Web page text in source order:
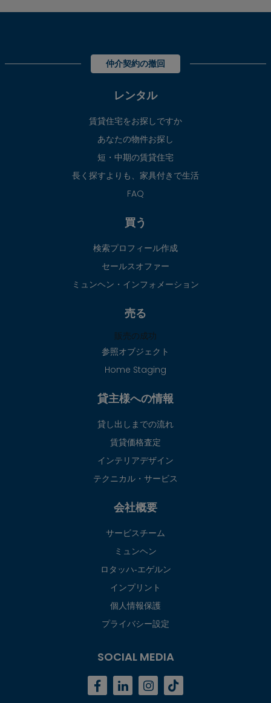
仲介契約の撤回
レンタル
賃貸住宅をお探しですか
あなたの物件お探し
短・中期の賃貸住宅
長く探すよりも、家具付きで生活
FAQ
買う
検索プロフィール作成
セールスオファー
ミュンヘン・インフォメーション
売る
販売の成功
参照オブジェクト
Home Staging
貸主様への情報
貸し出しまでの流れ
賃貸価格査定
インテリアデザイン
テクニカル・サービス
会社概要
サービスチーム
ミュンヘン
ロタッハ‐エゲルン
インプリント
個人情報保護
プライバシー設定
SOCIAL MEDIA